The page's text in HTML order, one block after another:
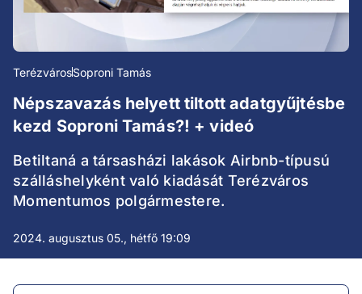
TerézvárosSoproni Tamás
Népszavazás helyett tiltott adatgyűjtésbe
kezd Soproni Tamás?! + videó
Betiltaná a társasházi lakások Airbnb-típusú
szálláshelyként való kiadását Terézváros
Momentumos polgármestere.
2024. augusztus 05., hétfő 19:09